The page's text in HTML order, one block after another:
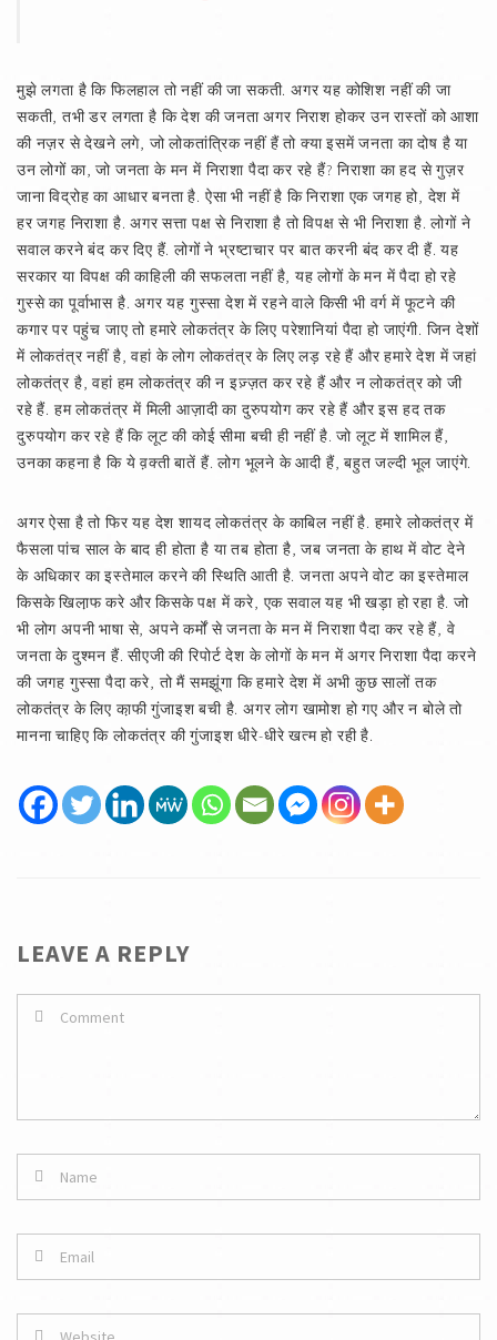
मुझे लगता है कि फिलहाल तो नहीं की जा सकती. अगर यह कोशिश नहीं की जा
सकती, तभी डर लगता है कि देश की जनता अगर निराश होकर उन रास्तों को आशा
की नज़र से देखने लगे, जो लोकतांत्रिक नहीं हैं तो क्या इसमें जनता का दोष है या
उन लोगों का, जो जनता के मन में निराशा पैदा कर रहे हैं? निराशा का हद से गुज़र
जाना विद्रोह का आधार बनता है. ऐसा भी नहीं है कि निराशा एक जगह हो, देश में
हर जगह निराशा है. अगर सत्ता पक्ष से निराशा है तो विपक्ष से भी निराशा है. लोगों ने
सवाल करने बंद कर दिए हैं. लोगों ने भ्रष्टाचार पर बात करनी बंद कर दी हैं. यह
सरकार या विपक्ष की काहिली की सफलता नहीं है, यह लोगों के मन में पैदा हो रहे
गुस्से का पूर्वाभास है. अगर यह गुस्सा देश में रहने वाले किसी भी वर्ग में फूटने की
कगार पर पहुंच जाए तो हमारे लोकतंत्र के लिए परेशानियां पैदा हो जाएंगी. जिन देशों
में लोकतंत्र नहीं है, वहां के लोग लोकतंत्र के लिए लड़ रहे हैं और हमारे देश में जहां
लोकतंत्र है, वहां हम लोकतंत्र की न इज़्ज़त कर रहे हैं और न लोकतंत्र को जी
रहे हैं. हम लोकतंत्र में मिली आज़ादी का दुरुपयोग कर रहे हैं और इस हद तक
दुरुपयोग कर रहे हैं कि लूट की कोई सीमा बची ही नहीं है. जो लूट में शामिल हैं,
उनका कहना है कि ये व़क्ती बातें हैं. लोग भूलने के आदी हैं, बहुत जल्दी भूल जाएंगे.
अगर ऐसा है तो फिर यह देश शायद लोकतंत्र के काबिल नहीं है. हमारे लोकतंत्र में
फैसला पांच साल के बाद ही होता है या तब होता है, जब जनता के हाथ में वोट देने
के अधिकार का इस्तेमाल करने की स्थिति आती है. जनता अपने वोट का इस्तेमाल
किसके खिला़फ करे और किसके पक्ष में करे, एक सवाल यह भी खड़ा हो रहा है. जो
भी लोग अपनी भाषा से, अपने कर्मों से जनता के मन में निराशा पैदा कर रहे हैं, वे
जनता के दुश्मन हैं. सीएजी की रिपोर्ट देश के लोगों के मन में अगर निराशा पैदा करने
की जगह गुस्सा पैदा करे, तो मैं समझूंगा कि हमारे देश में अभी कुछ सालों तक
लोकतंत्र के लिए का़फी गुंजाइश बची है. अगर लोग खामोश हो गए और न बोले तो
मानना चाहिए कि लोकतंत्र की गुंजाइश धीरे-धीरे खत्म हो रही है.
LEAVE A REPLY